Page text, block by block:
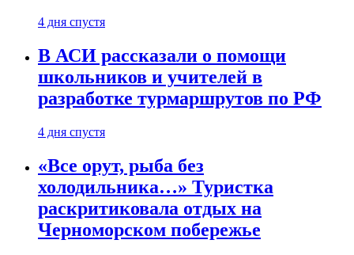
4 дня спустя
В АСИ рассказали о помощи
школьников и учителей в
разработке турмаршрутов по РФ
4 дня спустя
«Все орут, рыба без
холодильника…» Туристка
раскритиковала отдых на
Черноморском побережье